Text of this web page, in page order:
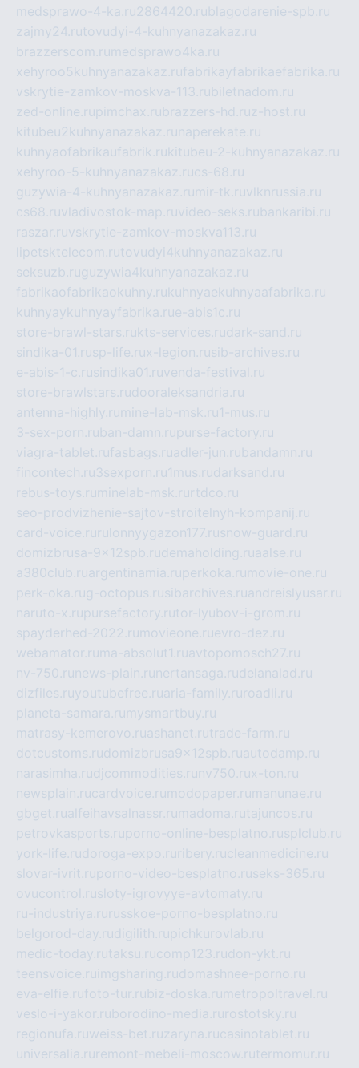
medsprawo-4-ka.ru2864420.rublagodarenie-spb.ru
zajmy24.rutovudyi-4-kuhnyanazakaz.ru
brazzerscom.ru medsprawo4ka.ru
xehyroo5kuhnyanazakaz.rufabrikayfabrikaefabrika.ru
vskrytie-zamkov-moskva-113.rubiletnadom.ru
zed-online.rupimchax.rubrazzers-hd.ruz-host.ru
kitubeu2kuhnyanazakaz.ru naperekate.ru
kuhnyaofabrikaufabrik.rukitubeu-2-kuhnyanazakaz.ru
xehyroo-5-kuhnyanazakaz.rucs-68.ru
guzywia-4-kuhnyanazakaz.ru mir-tk.ruvlknrussia.ru
cs68.ruvladivostok-map.ruvideo-seks.rubankaribi.ru
raszar.ruvskrytie-zamkov-moskva113.ru
lipetsktelecom.rutovudyi4kuhnyanazakaz.ru
seksuzb.ruguzywia4kuhnyanazakaz.ru
fabrikaofabrikaokuhny.rukuhnyaekuhnyaafabrika.ru
kuhnyaykuhnyayfabrika.rue-abis1c.ru
store-brawl-stars.rukts-services.rudark-sand.ru
sindika-01.rusp-life.rux-legion.rusib-archives.ru
e-abis-1-c.rusindika01.ruvenda-festival.ru
store-brawlstars.rudooraleksandria.ru
antenna-highly.ru mine-lab-msk.ru1-mus.ru
3-sex-porn.ruban-damn.rupurse-factory.ru
viagra-tablet.rufasbags.ruadler-jun.rubandamn.ru
fincontech.ru3sexporn.ru1mus.rudarksand.ru
rebus-toys.ru minelab-msk.ru rtdco.ru
seo-prodvizhenie-sajtov-stroitelnyh-kompanij.ru
card-voice.ru rulonnyygazon177.rusnow-guard.ru
domizbrusa-9x12spb.rudemaholding.ruaalse.ru
a380club.ruargentinamia.ruperkoka.ru movie-one.ru
perk-oka.rug-octopus.rusibarchives.ruandreislyusar.ru
naruto-x.rupursefactory.rutor-lyubov-i-grom.ru
spayderhed-2022.ru movieone.ruevro-dez.ru
webamator.ru ma-absolut1.ruavtopomosch27.ru
nv-750.ru news-plain.ru nertansaga.rudelanalad.ru
dizfiles.ruyoutubefree.ruaria-family.ru roadli.ru
planeta-samara.ru mysmartbuy.ru
matrasy-kemerovo.ruashanet.rutrade-farm.ru
dotcustoms.rudomizbrusa9x12spb.ruautodamp.ru
narasimha.rudjcommodities.ru nv750.rux-ton.ru
newsplain.rucardvoice.ru modopaper.ru manunae.ru
gbget.rualfeihavsalnassr.ru madoma.rutajuncos.ru
petrovkasports.ruporno-online-besplatno.rusplclub.ru
york-life.rudoroga-expo.ru ribery.rucleanmedicine.ru
slovar-ivrit.ruporno-video-besplatno.ruseks-365.ru
ovucontrol.rusloty-igrovyye-avtomaty.ru
ru-industriya.ru russkoe-porno-besplatno.ru
belgorod-day.rudigilith.rupichkurovlab.ru
medic-today.rutaksu.rucomp123.rudon-ykt.ru
teensvoice.ru imgsharing.rudomashnee-porno.ru
eva-elfie.rufoto-tur.rubiz-doska.ru metropoltravel.ru
veslo-i-yakor.ruborodino-media.ru rostotsky.ru
regionufa.ruweiss-bet.ruzaryna.rucasinotablet.ru
universalia.ru remont-mebeli-moscow.rutermomur.ru